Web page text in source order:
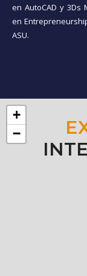
en AutoCAD y 3Ds
en
ASU.
+
−